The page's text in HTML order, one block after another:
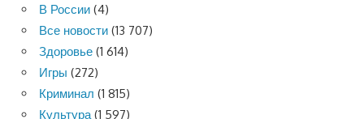
В России (4)
Все новости (13 707)
Здоровье (1 614)
Игры (272)
Криминал (1 815)
Культура(1 597)